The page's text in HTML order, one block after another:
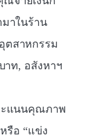
มาในร้าน
ตสาหกรรม
าท, อสังหาฯ
ะแนนคุณภาพ
รือ “แข่ง